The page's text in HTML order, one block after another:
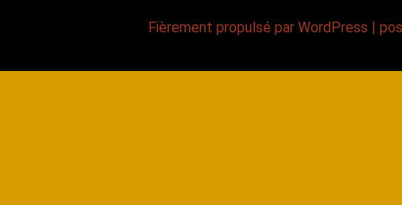
Fièrement propulsé par WordPress |